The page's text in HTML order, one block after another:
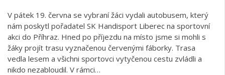
V pátek 19. června se vybraní žáci vydali autobusem, který
nám poskytl pořadatel SK Handisport Liberec na sportovní
akci do Příhraz. Hned po příjezdu na místo jsme si mohli s
žáky projít trasu vyznačenou červenými fáborky. Trasa
vedla lesem a všichni sportovci vytyčenou cestu zvládli a
nikdo nezabloudil. V rámci…